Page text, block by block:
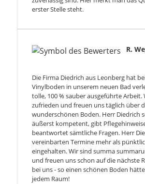
erster Stelle steht.
R.
Die Firma Diedrich aus Leonberg hat
Vinylboden in unserem neuen Bad
tolle, 100 % sauber ausgeführte Arbeit.
zufrieden und freuen uns täglich über
wunderschönen Boden. Herr Diedrich
äußerst kompetent, gibt
beantwortet sämtliche Fragen. Herr
vereinbarten Termine mehr als
eingehalten. Wir sind summa
und freuen uns schon auf die nächste
bei uns - so einen schönen Boden
jedem Raum!